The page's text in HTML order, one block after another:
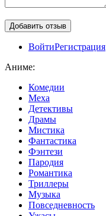
ВойтиРегистрация
Аниме:
Комедии
Меха
Детективы
Драмы
Мистика
Фантастика
Фэнтези
Пародия
Романтика
Триллеры
Музыка
Повседневность